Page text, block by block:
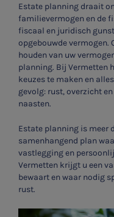
Estate planning draait
familievermogen en de
fiscaal en juridisch
opgebouwde vermogen.
houden van uw
planning. Bij Vermetten
keuzes te maken en
gevolg: rust, overzicht
naasten.
Estate planning is meer
samenhangend plan
vastlegging en
Vermetten krijgt u een
bewaart en waar nodig
rust.